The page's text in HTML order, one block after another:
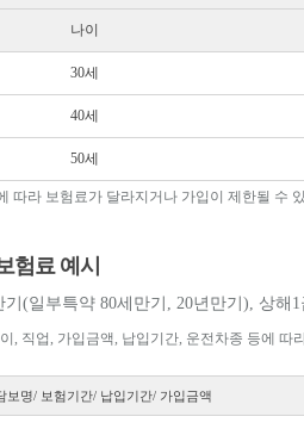
나이
30세
40세
50세
따라 보험료가 달라지거나 가입이 제한될 수
험료 예시
(일부특약 80세만기, 20년만기), 상해1
, 직업, 가입금액, 납입기간, 운전차종 등에 따
보명/ 보험기간/ 납입기간/ 가입금액